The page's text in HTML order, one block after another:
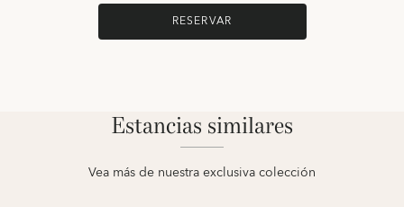
RESERVAR
Estancias similares
Vea más de nuestra exclusiva colección